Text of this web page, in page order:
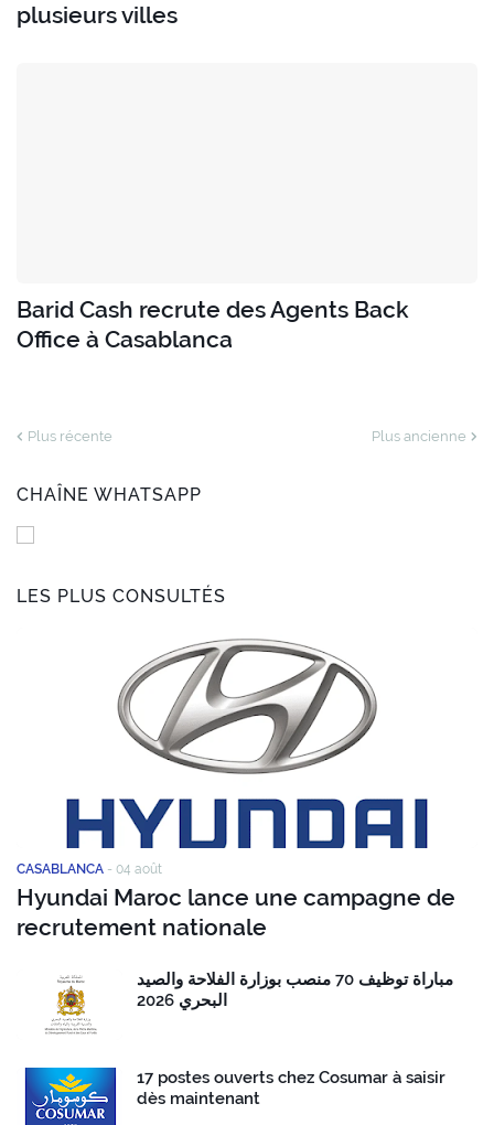
plusieurs villes
Barid Cash recrute des Agents Back
Office à Casablanca
Plus récente Plus ancienne
CHAÎNE WHATSAPP
LES PLUS CONSULTÉS
CASABLANCA - 04 août
Hyundai Maroc lance une campagne de
recrutement nationale
مباراة توظيف 70 منصب بوزارة الفلاحة والصيد
البحري 2026
17 postes ouverts chez Cosumar à saisir
dès maintenant